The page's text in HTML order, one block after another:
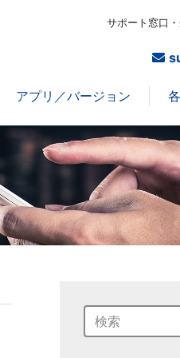
サポート窓口・
アプリ／バージョン